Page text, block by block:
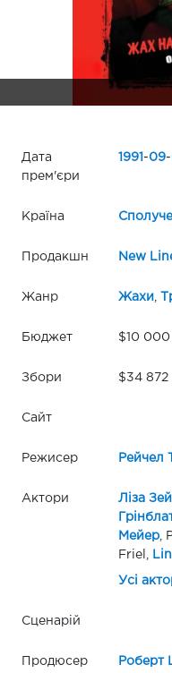
Дата
прем'єри
1991 -09-
Країна
Продакшн New
Жанр Жахи
Бюджет $10
Збори $34 872
Сайт
Режисер Рейчел
Актори Ліза
Мейер,
Friel,
Усі
Сценарій
Продюсер Роберт